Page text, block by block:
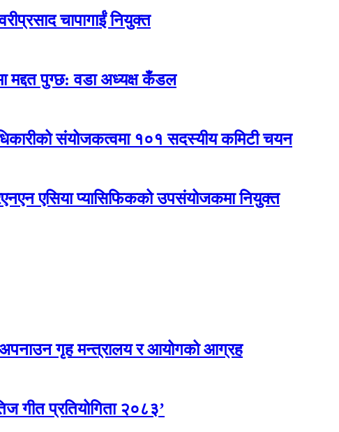
चापागाईं नियुक्त
मद्दत पुग्छ: वडा अध्यक्ष कँडल
संयोजकत्वमा १०१ सदस्यीय कमिटी चयन
एसिया प्यासिफिकको उपसंयोजकमा नियुक्त
अपनाउन गृह मन्त्रालय र आयोगको आग्रह
गीत प्रतियोगिता २०८३’